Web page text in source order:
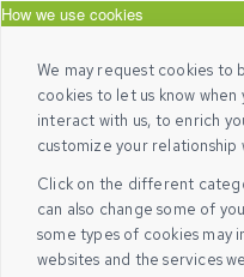
How we use cookies
We may request cookies to
cookies to let us know
interact with us, to enrich
customize your relationship
Click on the different
can also change some of
some types of cookies may
websites and the services